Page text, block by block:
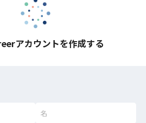
アカウントを作成する